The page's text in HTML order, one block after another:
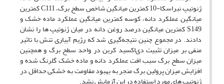
ژنوتیپ نبراسکا-10 کمترین میانگین شاخص سطح برگ، C111 کمترین
میانگین عملکرد دانه، کوسه کمترین میانگین عملکرد ماده خشک و
S149 کمترین میانگین درصد روغن دانه در میان ژنوتیپ ها را نشان
دادند. در مجموع چنین نتیجه‌گیری شد که رژیم آبیاری تنش با تاثیر
منفی بر میزان تثبیت دی‌اکسید کربن در واحد سطح برگ و همچنین
میزان سطح برگ سبب افت عملکرد دانه و ماده خشک گلرنگ شده و
افزایش میزان پرولین برگ منجر به بهبود مقاومت به خشکی حداقل در